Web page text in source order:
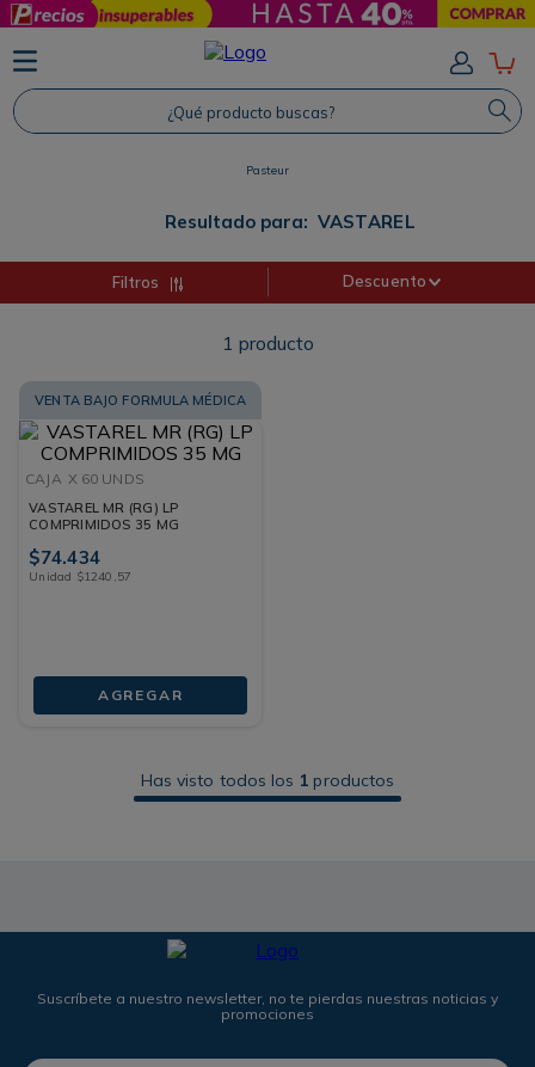
¿Qué producto buscas?
Pasteur
Resultado para: VASTAREL
Filtros Descuento
1 producto
VENTA BAJO FORMULA MÉDICA
CAJA X 60 UNDS
VASTAREL MR (RG) LP
COMPRIMIDOS 35 MG
$74.434
Unidad $1240 57
AGREGAR
Has visto todos los 1 productos
Suscríbete a nuestro newsletter, no te pierdas nuestras noticias y
promociones
TÉRMINOS MÁS BUSCADOS
1. Protector Solar
2. Shampoo